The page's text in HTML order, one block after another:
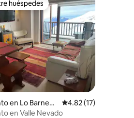
de 5; 91 evaluaciones
huéspedes
huéspedes
en Lo Barnech
Calificación
4.82 (17)
en Valle Nevado